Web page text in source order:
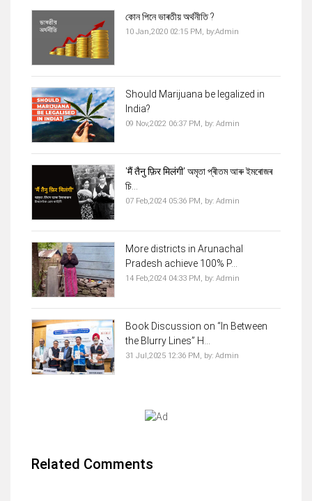
কোন পিনে ভাৰতীয় অৰ্থনীতি ?
10 Jan,2020 02:15 PM, by:Admin
Should Marijuana be legalized in
India?
09 Nov,2022 06:37 PM, by: Admin
'मैं तैनु फ़िर मिलंगी' অমৃতা প্ৰীতম আৰু ইমৰোজৰ
চি...
07 Feb,2024 05:36 PM, by: Admin
More districts in Arunachal
Pradesh achieve 100% P...
14 Feb,2024 04:33 PM, by: Admin
Book Discussion on “In Between
the Blurry Lines” H...
31 Jul,2025 12:36 PM, by: Admin
Related Comments